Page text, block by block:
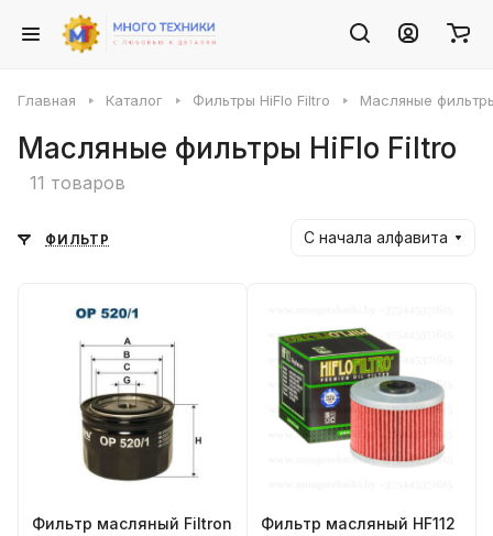
Главная Каталог Фильтры HiFlo Filtro Масляные
Масляные фильтры HiFlo Filtro
11 товаров
ФИЛЬТР С начала алфавита
Фильтр масляный Filtron
Фильтр масляный HF112